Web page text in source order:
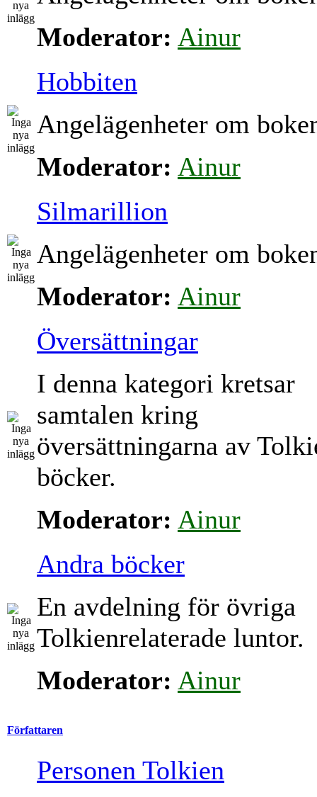
Moderator: Ainur
Hobbiten
Angelägenheter om
Moderator: Ainur
Silmarillion
Angelägenheter om
Moderator: Ainur
Översättningar
I denna kategori kretsar
samtalen kring
översättningarna av
böcker.
Moderator: Ainur
Andra böcker
En avdelning för övriga
Tolkienrelaterade luntor.
Moderator: Ainur
Författaren
Personen Tolkien